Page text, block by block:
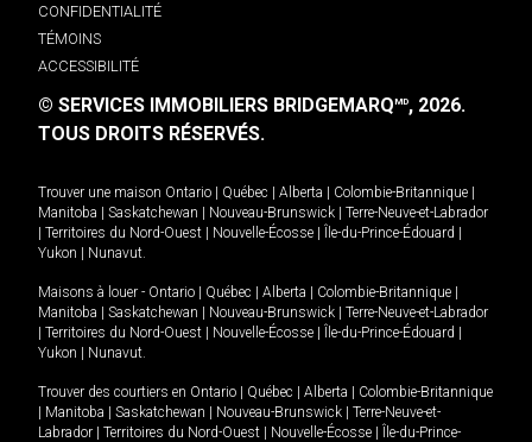
CONFIDENTIALITÉ
TÉMOINS
ACCESSIBILITÉ
© SERVICES IMMOBILIERS BRIDGEMARQMD, 2026.
TOUS DROITS RÉSERVÉS.
Trouver une maison Ontario | Québec | Alberta | Colombie-Britannique |
Manitoba | Saskatchewan | Nouveau-Brunswick | Terre-Neuve-et-Labrador
| Territoires du Nord-Ouest | Nouvelle-Écosse | Île-du-Prince-Édouard |
Yukon | Nunavut
Maisons à louer - Ontario | Québec | Alberta | Colombie-Britannique |
Manitoba | Saskatchewan | Nouveau-Brunswick | Terre-Neuve-et-Labrador
| Territoires du Nord-Ouest | Nouvelle-Écosse | Île-du-Prince-Édouard |
Yukon | Nunavut
Trouver des courtiers en Ontario | Québec | Alberta | Colombie-Britannique
| Manitoba | Saskatchewan | Nouveau-Brunswick | Terre-Neuve-et-
Labrador | Territoires du Nord-Ouest | Nouvelle-Écosse | Île-du-Prince-